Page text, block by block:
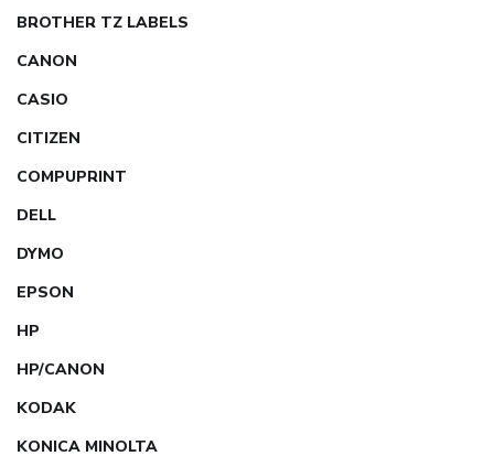
BROTHER TZ LABELS
CANON
CASIO
CITIZEN
COMPUPRINT
DELL
DYMO
EPSON
HP
HP/CANON
KODAK
KONICA MINOLTA